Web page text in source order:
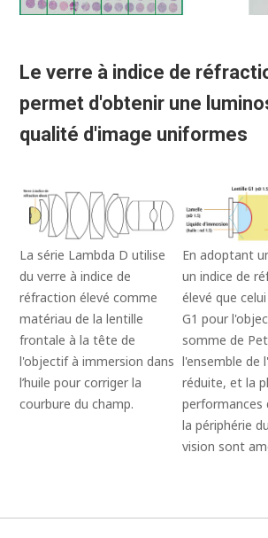
Le verre à indice de
permet d'obtenir une
qualité d'image uniformes
La série Lambda D utilise
du verre à indice de
réfraction élevé comme
matériau de la lentille
frontale à la tête de
l'objectif à immersion dans
l’huile pour corriger la
courbure du champ.
En adoptant
un indice de
élevé que
G1 pour
somme de
l'ensemble de
réduite, et la
performances
la périphérie
vision sont